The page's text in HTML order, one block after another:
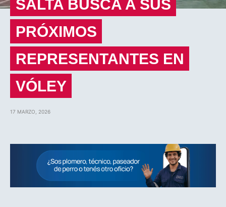
SALTA BUSCA A SUS
PRÓXIMOS
REPRESENTANTES EN
VÓLEY
17 MARZO, 2026